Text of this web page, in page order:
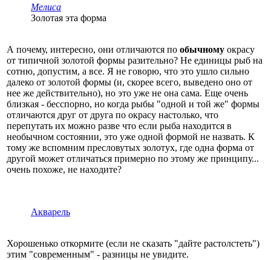
Мелиса
Золотая эта форма
А почему, интересно, они отличаются по обычному окрасу
от типичной золотой формы разительно? Не единицы рыб на
сотню, допустим, а все. Я не говорю, что это ушло сильно
далеко от золотой формы (и, скорее всего, выведено оно от
нее же действительно), но это уже не она сама. Еще очень
близкая - бесспорно, но когда рыбы "одной и той же" формы
отличаются друг от друга по окрасу настолько, что
перепутать их можно разве что если рыба находится в
необычном состоянии, это уже одной формой не назвать. К
тому же вспомним пресловутых золотух, где одна форма от
другой может отличаться примерно по этому же принципу...
очень похоже, не находите?
Акварель
Хорошенько откормите (если не сказать "дайте растолстеть")
этим "современным" - разницы не увидите.